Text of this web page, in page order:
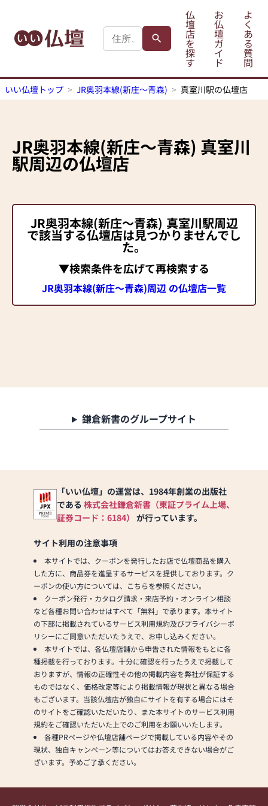
仏
壇
店
を
探
す
お
仏
壇
ガ
イ
ド
よ
く
あ
る
質
問
いい仏壇トップ JR奥羽本線(新庄～青森) 真室川駅の仏壇店
JR奥羽本線(新庄～青森) 真室川
駅周辺の仏壇店
JR奥羽本線(新庄～青森) 真室川駅周辺
で該当する仏壇店は見つかりませんでし
た。
▼検索条件を広げて再検索する
JR奥羽本線(新庄～青森)周辺 の仏壇店一覧
鎌倉新書のグループサイト
「いい仏壇」の運営は、1984年創業の出版社
である 株式会社鎌倉新書（東証プライム上場、
証券コード：6184） が行っています。
サイト利用の注意事項
本サイトでは、クーポンを発行したお店で仏壇商品を購入
した方に、商品券を進呈するサービスを提供しております。ク
ーポンの使い方については、こちらを参照ください。
クーポン発行・カタログ請求・来店予約・オンライン相談
など各種お問い合わせはすべて「無料」で承ります。本サイト
の下部に掲載されているサービス利用規約及びプライバシーポ
リシーにご同意いただいたうえで、お申し込みください。
本サイトでは、各仏壇店舗から申告された情報をもとに各
種掲載を行っております。十分に確認を行ったうえで掲載して
おりますが、情報の正確性その他の掲載内容を弊社が保証する
ものではなく、価格改定等により掲載情報が現状と異なる場合
もございます。当該仏壇店が独自にサイトを有する場合にはそ
のサイトをご確認いただいたり、また本サイトのサービス利用
規約をご確認いただいた上でのご利用をお願いいたします。
各種PRページや仏壇店舗ページで掲載している内容やその
現状、独自キャンペーン等についてはお答えできない場合がご
ざいます。予めご了承ください。